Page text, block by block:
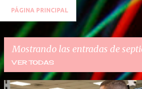
PÁGINA PRINCIPAL
Mostrando las entradas de
VER TODAS